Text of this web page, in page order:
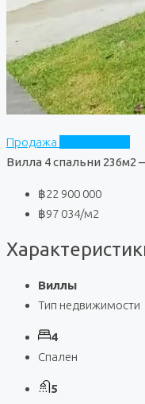
Продажа
Вилла 4 спальни 236м2
฿22 900 000
฿97 034/м2
Виллы
Тип недвижимости
4
Спален
5